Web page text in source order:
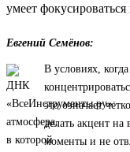
умеет
Евгений Семёнов:
В условиях,
это означает
делать акцент
моменты и не